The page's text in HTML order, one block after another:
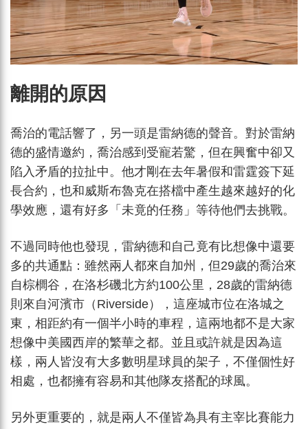
離開的原因
喬治的電話響了，另一頭是雷納德的聲音。對於雷納
德的盛情邀約，喬治感到受寵若驚，但在興奮中卻又
陷入矛盾的拉扯中。他才剛在去年暑假和雷霆簽下延
長合約，也和威斯布魯克在搭檔中產生越來越好的化
學效應，還有好多「未竟的任務」等待他們去挑戰。
不過同時他也發現，雷納德和自己竟有比想像中還要
多的共通點：雖然兩人都來自加州，但29歲的喬治來
自棕櫚谷，在洛杉磯北方約100公里，28歲的雷納德
則來自河濱市（Riverside），這座城市位在洛城之
東，相距約有一個半小時的車程，這兩地都不是大家
想像中美國西岸的繁華之都。並且或許就是因為這
樣，兩人皆沒有大多數明星球員的架子，不僅個性好
相處，也都擁有容易和其他隊友搭配的球風。
另外更重要的，就是兩人不僅皆為具有主宰比賽能力